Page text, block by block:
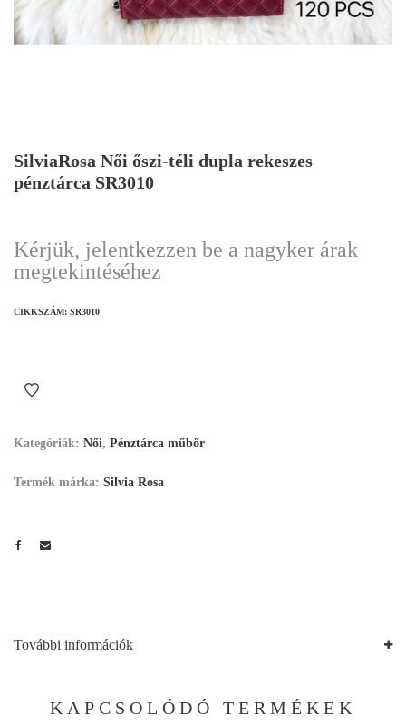
SilviaRosa Női őszi-téli dupla rekeszes
pénztárca SR3010
Kérjük, jelentkezzen be a nagyker árak
megtekintéséhez
CIKKSZÁM: SR3010
Kategóriák: Női, Pénztárca műbőr
Termék márka: Silvia Rosa
További információk
KAPCSOLÓDÓ TERMÉKEK